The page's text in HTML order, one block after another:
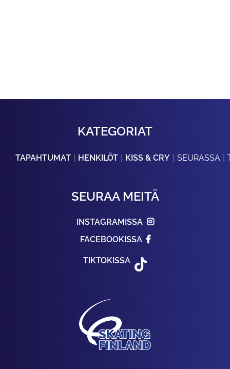
KATEGORIAT
TAPAHTUMAT HENKILÖT KISS & CRY SEURASSA
SEURAA MEITÄ
INSTAGRAMISSA
FACEBOOKISSA
TIKTOKISSA